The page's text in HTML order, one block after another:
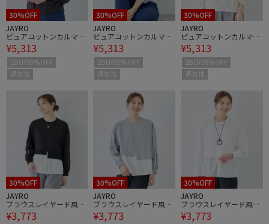
30%OFF
JAYRO
ピュアコットンカルマネ
ックプルオーバー
¥5,313
2BUY10%OFF
通気性
30%OFF
JAYRO
ピュアコットンカルマネ
ックプルオーバー
¥5,313
2BUY10%OFF
通気性
30%OFF
JAYRO
ピュアコットンカルマネ
ックプルオーバー
¥5,313
2BUY10%OFF
通気性
30%OFF
JAYRO
ブラウスレイヤード風プ
ルオーバー
¥3,773
30%OFF
JAYRO
ブラウスレイヤード風プ
ルオーバー
¥3,773
30%OFF
JAYRO
ブラウスレイヤード風プ
ルオーバー
¥3,773